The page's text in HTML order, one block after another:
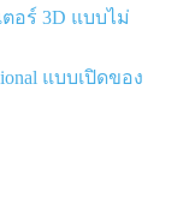
ตอร์ 3D แบบไม่
แบบเปิดของ